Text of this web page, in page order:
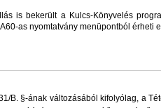
is bekerült a Kulcs-Könyvelés
as nyomtatvány menüpontból érheti
B. §-ának változásából kifolyólag, a